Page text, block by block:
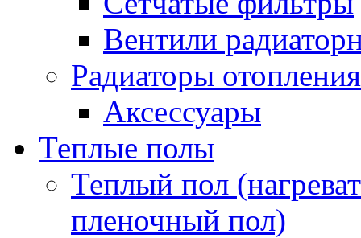
Вентили
Радиаторы отопления
Аксессуары
Теплые полы
Теплый пол
пленочный пол)